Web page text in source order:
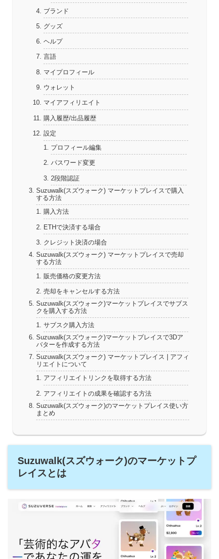
ブランド
グッズ
ヘルプ
言語
マイプロフィール
ウォレット
マイアフィリエイト
購入履歴/出品履歴
設定
プロフィール編集
パスワード変更
2段階認証
Suzuwalk(スズウォーク) マーケットプレイスで購入
する方法
購入方法
ETHで決済する場合
クレジット決済の場合
Suzuwalk(スズウォーク) マーケットプレイスで売却
する方法
販売価格の変更方法
売却をキャンセルする方法
Suzuwalk(スズウォーク)マーケットプレイスでサブス
クを購入する方法
サブスク購入方法
Suzuwalk(スズウォーク)マーケットプレイスで3Dア
バターを作成する方法
Suzuwalk(スズウォーク) マーケットプレイス | アフィ
リエイトについて
アフィリエイトリンクを取得する方法
アフィリエイトの成果を確認する方法
Suzuwalk(スズウォーク)のマーケットプレイス使い方
まとめ
Suzuwalk(スズウォーク)のマーケットプ
レイスとは